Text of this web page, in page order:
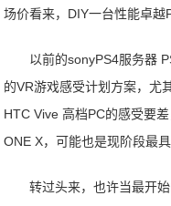
场价看来，DIY一台性能卓越
以前的sonyPS4服务器
的VR游戏感受计划方案，尤
HTC Vive 高档PC的感受要
ONE X，可能也是现阶段最
转过头来，也许当最开